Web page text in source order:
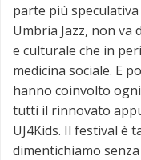
parte più
Umbria Jazz, non
e culturale che in
medicina sociale. E
hanno coinvolto
tutti il rinnovato
UJ4Kids. Il festival è
dimentichiamo